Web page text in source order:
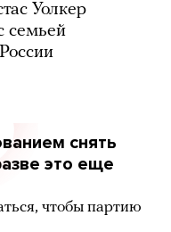
Уолкер
семьей
снять
это еще
чтобы партию